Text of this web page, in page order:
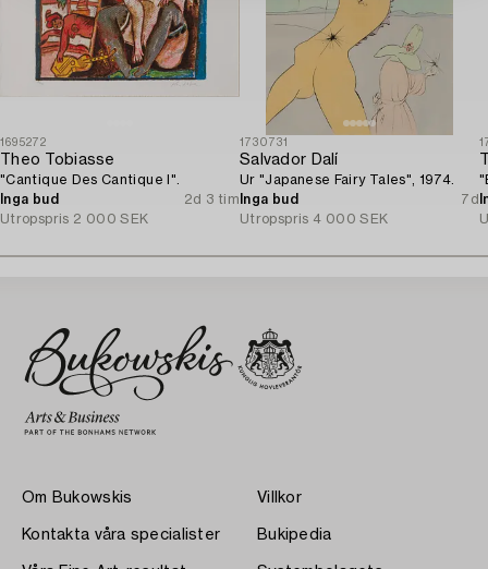
1695272
Theo Tobiasse
"Cantique Des Cantique I".
Inga bud
2d 3 tim
Utropspris 2 000 SEK
1730731
Salvador Dalí
Ur "Japanese Fairy Tales", 1974.
Inga bud
7d
Utropspris 4 000 SEK
Om Bukowskis
Kontakta våra specialister
Villkor
Bukipedia